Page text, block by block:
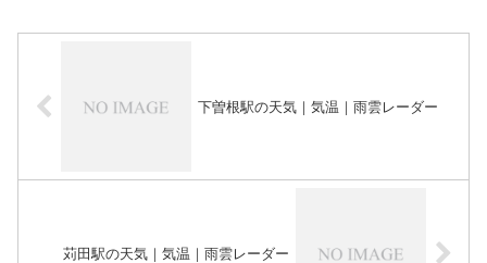
下曽根駅の天気｜気温｜雨雲レーダー
苅田駅の天気｜気温｜雨雲レーダー